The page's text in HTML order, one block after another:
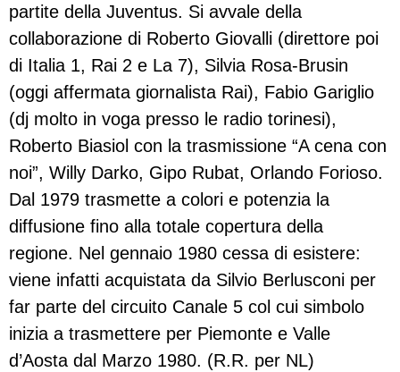
partite della Juventus. Si avvale della
collaborazione di Roberto Giovalli (direttore poi
di Italia 1, Rai 2 e La 7), Silvia Rosa-Brusin
(oggi affermata giornalista Rai), Fabio Gariglio
(dj molto in voga presso le radio torinesi),
Roberto Biasiol con la trasmissione “A cena con
noi”, Willy Darko, Gipo Rubat, Orlando Forioso.
Dal 1979 trasmette a colori e potenzia la
diffusione fino alla totale copertura della
regione. Nel gennaio 1980 cessa di esistere:
viene infatti acquistata da Silvio Berlusconi per
far parte del circuito Canale 5 col cui simbolo
inizia a trasmettere per Piemonte e Valle
d’Aosta dal Marzo 1980. (R.R. per NL)